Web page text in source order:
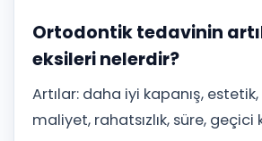
Ortodontik tedavinin
eksileri nelerdir?
Artılar: daha iyi kapanış,
maliyet, rahatsızlık, süre, geçici